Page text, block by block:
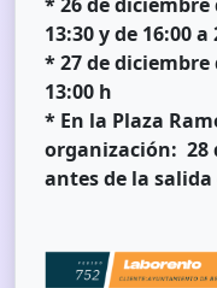
13:30 y de 16:00 a
* 27 de diciembre
13:00 h
* En la Plaza
organización: 28
antes de la salida